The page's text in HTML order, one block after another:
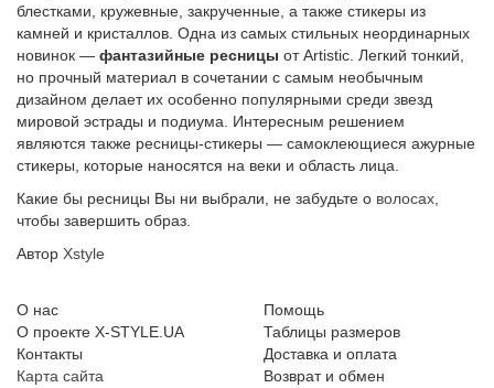
блестками, кружевные, закрученные, а также стикеры из
камней и кристаллов. Одна из самых стильных неординарных
новинок — фантазийные ресницы от Artistic. Легкий тонкий,
но прочный материал в сочетании с самым необычным
дизайном делает их особенно популярными среди звезд
мировой эстрады и подиума. Интересным решением
являются также ресницы-стикеры — самоклеющиеся ажурные
стикеры, которые наносятся на веки и область лица.
Какие бы ресницы Вы ни выбрали, не забудьте о волосах,
чтобы завершить образ.
Автор Xstyle
О нас
О проекте X-STYLE.UA
Контакты
Карта сайта
Помощь
Таблицы размеров
Доставка и оплата
Возврат и обмен